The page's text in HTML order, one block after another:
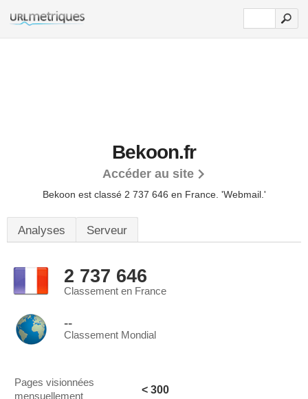
Bekoon.fr
Accéder au site
Bekoon est classé 2 737 646 en France. 'Webmail.'
Analyses Serveur
2 737 646
Classement en France
--
Classement Mondial
Pages visionnées
mensuellement
< 300